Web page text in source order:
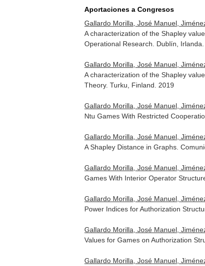
Aportaciones a Congresos
Gallardo Morilla, José Manuel,
A characterization of the Shapley
Operational Research. Dublín,
Gallardo Morilla, José Manuel,
A characterization of the Shapley
Theory. Turku, Finland. 2019
Gallardo Morilla, José Manuel,
Ntu Games With Restricted
Gallardo Morilla, José Manuel,
A Shapley Distance in Graphs.
Gallardo Morilla, José Manuel,
Games With Interior Operator
Gallardo Morilla, José Manuel,
Power Indices for Authorization
Gallardo Morilla, José Manuel,
Values for Games on Authorization
Gallardo Morilla, José Manuel,